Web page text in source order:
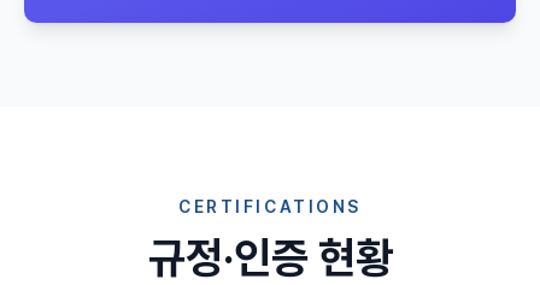
CERTIFICATIONS
규정·인증 현황